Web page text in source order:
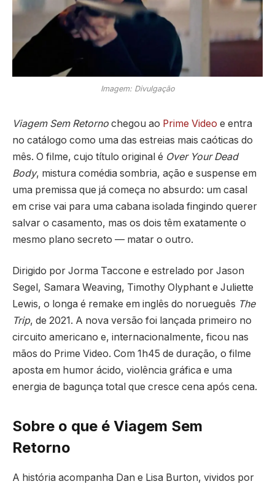
Imagem: Divulgação
Viagem Sem Retorno chegou ao Prime Video e entra
no catálogo como uma das estreias mais caóticas do
mês. O filme, cujo título original é Over Your Dead
Body, mistura comédia sombria, ação e suspense em
uma premissa que já começa no absurdo: um casal
em crise vai para uma cabana isolada fingindo querer
salvar o casamento, mas os dois têm exatamente o
mesmo plano secreto — matar o outro.
Dirigido por Jorma Taccone e estrelado por Jason
Segel, Samara Weaving, Timothy Olyphant e Juliette
Lewis, o longa é remake em inglês do norueguês The
Trip, de 2021. A nova versão foi lançada primeiro no
circuito americano e, internacionalmente, ficou nas
mãos do Prime Video. Com 1h45 de duração, o filme
aposta em humor ácido, violência gráfica e uma
energia de bagunça total que cresce cena após cena.
Sobre o que é Viagem Sem
Retorno
A história acompanha Dan e Lisa Burton, vividos por